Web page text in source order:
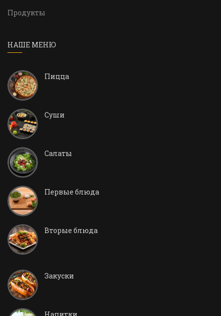
Продукты
НАШЕ МЕНЮ
Пицца
Суши
Салаты
Первые блюда
Вторые блюда
Закуски